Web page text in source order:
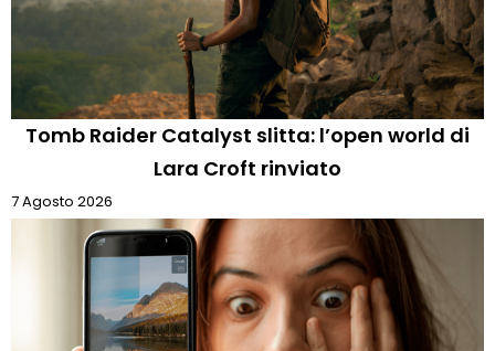
Tomb Raider Catalyst slitta: l’open world di
Lara Croft rinviato
7 Agosto 2026